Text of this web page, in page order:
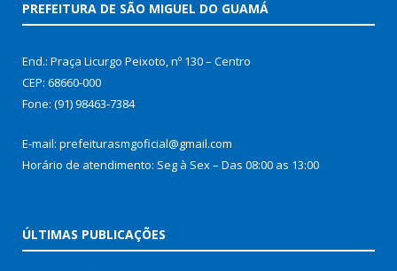
PREFEITURA DE SÃO MIGUEL DO GUAMÁ
End.: Praça Licurgo Peixoto, nº 130 – Centro
CEP: 68660-000
Fone: (91) 98463-7384
E-mail: prefeiturasmgoficial@gmail.com
Horário de atendimento: Seg à Sex – Das 08:00 as 13:00
ÚLTIMAS PUBLICAÇÕES